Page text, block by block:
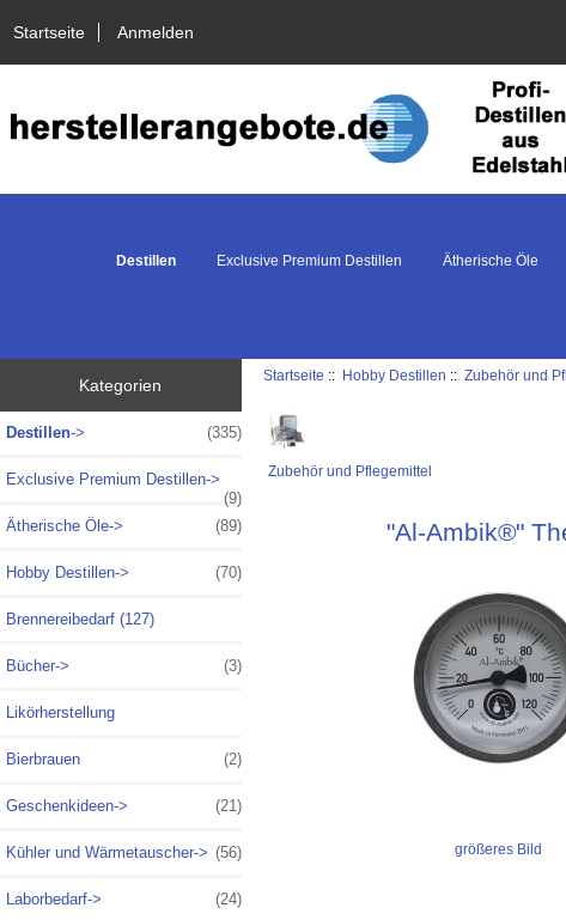
Startseite Anmelden
Destillen Exclusive Premium Destillen Ätherische Öle
Kategorien
Destillen-> (335)
Exclusive Premium Destillen->
(9)
Ätherische Öle->
(89)
Hobby Destillen-> (70)
Brennereibedarf (127)
Bücher-> (3)
Likörherstellung
Bierbrauen (2)
Geschenkideen-> (21)
Kühler und Wärmetauscher-> (56)
Laborbedarf-> (24)
Startseite :: Hobby Destillen ::Zubehör und
Zubehör und Pflegemittel
"Al-Ambik®"
größeres Bild